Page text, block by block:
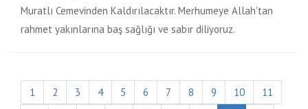
Muratlı Cemevinden Kaldırılacaktır. Merhumeye Allah'tan
rahmet yakınlarına baş sağlığı ve sabır diliyoruz.
1 2 3 4 5 6 7 8 9 10
11